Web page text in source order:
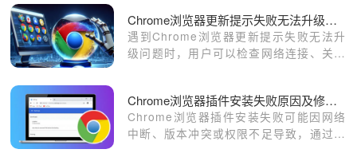
Chrome浏览器更新提示失败无法升级的修复教程
遇到Chrome浏览器更新提示失败无法升
级问题时，用户可以检查网络连接、关闭
Chrome浏览器插件安装失败原因及修复方法
Chrome浏览器插件安装失败可能因网络
中断、版本冲突或权限不足导致，通过清